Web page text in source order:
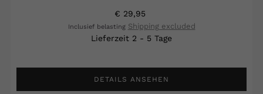
€ 29,95
Inclusief belasting Shipping excluded
Lieferzeit 2 - 5 Tage
DETAILS ANSEHEN